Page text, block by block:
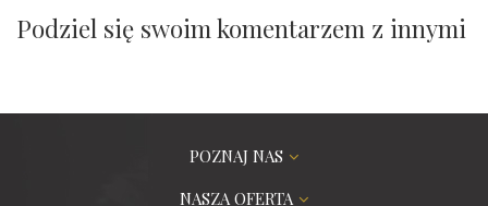
Podziel się swoim komentarzem z innymi
POZNAJ NAS
NASZA OFERTA